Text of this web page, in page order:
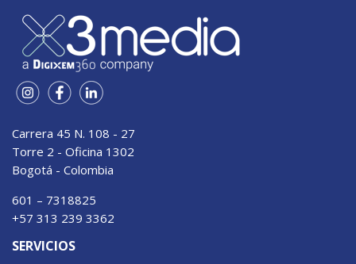
Carrera 45 N. 108 - 27
Torre 2 - Oficina 1302
Bogotá - Colombia
601 – 7318825
+57 313 239 3362
SERVICIOS